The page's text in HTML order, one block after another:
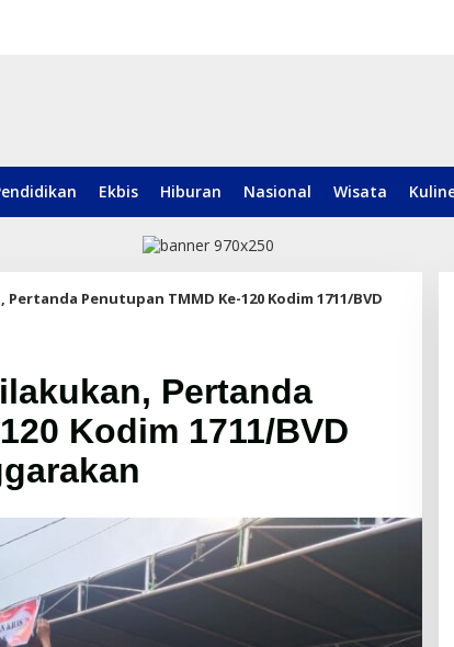
Ekbis Hiburan Nasional Wisata
Penutupan TMMD Ke-120 Kodim 1711/BVD
Pertanda
Kodim 1711/BVD